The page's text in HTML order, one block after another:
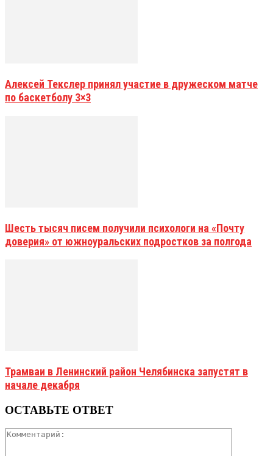
Алексей Текслер принял участие в дружеском матче
по баскетболу 3×3
Шесть тысяч писем получили психологи на «Почту
доверия» от южноуральских подростков за полгода
Трамваи в Ленинский район Челябинска запустят в
начале декабря
ОСТАВЬТЕ ОТВЕТ